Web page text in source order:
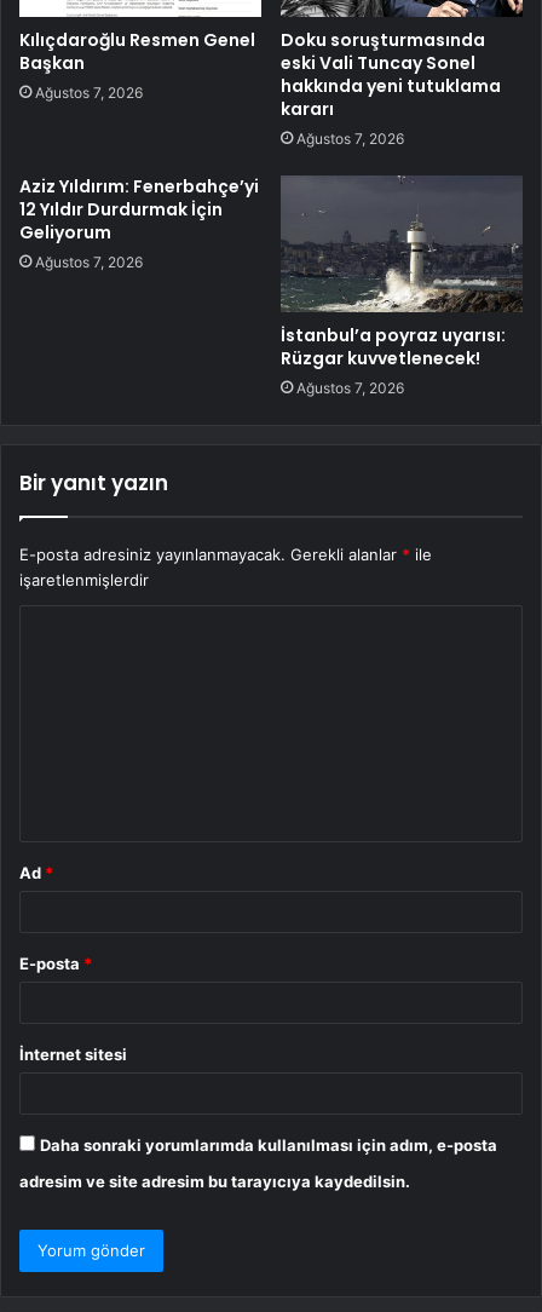
Kılıçdaroğlu Resmen Genel
Başkan
Ağustos 7, 2026
Doku soruşturmasında
eski Vali Tuncay Sonel
hakkında yeni tutuklama
kararı
Ağustos 7, 2026
Aziz Yıldırım: Fenerbahçe’yi
12 Yıldır Durdurmak İçin
Geliyorum
Ağustos 7, 2026
İstanbul’a poyraz uyarısı:
Rüzgar kuvvetlenecek!
Ağustos 7, 2026
Bir yanıt yazın
E-posta adresiniz yayınlanmayacak. Gerekli alanlar * ile
işaretlenmişlerdir
Ad *
E-posta *
İnternet sitesi
Daha sonraki yorumlarımda kullanılması için adım, e-posta
adresim ve site adresim bu tarayıcıya kaydedilsin.